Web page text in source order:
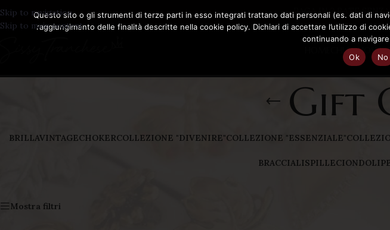
Skip to navigation
Skip to main content
PAGA IN 3 RATE SENZA
CHI SONO
Gift
BRILLAVINTAGECHOKERCOLLEZIONE "DIVENIRE"COLLEZIONE "ESSENZIALE"
BRACCIALISPILLECIONDOLI
Mostra filtri
Questo sito o gli strumenti di terze parti in esso integrati trattano dati personali (es. dati di
raggiungimento delle finalità descritte nella cookie policy. Dichiari di accettare l’utilizzo di
continuando a
Ok
No